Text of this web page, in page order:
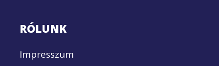
RÓLUNK
Impresszum